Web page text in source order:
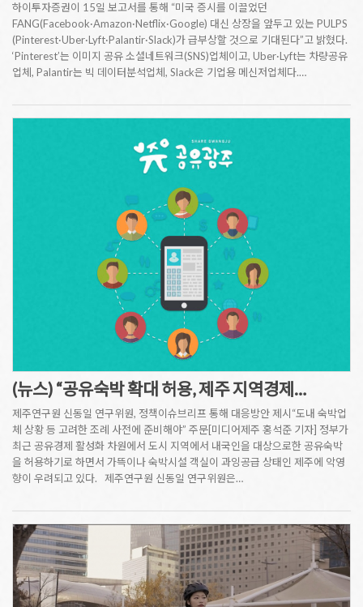
하이투자증권이 15일 보고서를 통해 “미국 증시를 이끌었던
FANG(Facebook·Amazon·Netflix·Google) 대신 상장을 앞두고 있는 PULPS
(Pinterest·Uber·Lyft·Palantir·Slack)가 급부상할 것으로 기대된다”고 밝혔다.
‘Pinterest’는 이미지 공유 소셜네트워크(SNS)업체이고, Uber·Lyft는 차량공유
업체, Palantir는 빅 데이터분석업체, Slack은 기업용 메신저업체다.…
(뉴스) “공유숙박 확대 허용, 제주 지역경제…
제주연구원 신동일 연구위원, 정책이슈브리프 통해 대응방안 제시“도내 숙박업
체 상황 등 고려한 조례 사전에 준비해야” 주문[미디어제주 홍석준 기자] 정부가
최근 공유경제 활성화 차원에서 도시 지역에서 내국인을 대상으로한 공유숙박
을 허용하기로 하면서 가뜩이나 숙박시설 객실이 과잉공급 상태인 제주에 악영
향이 우려되고 있다. 제주연구원 신동일 연구위원은…